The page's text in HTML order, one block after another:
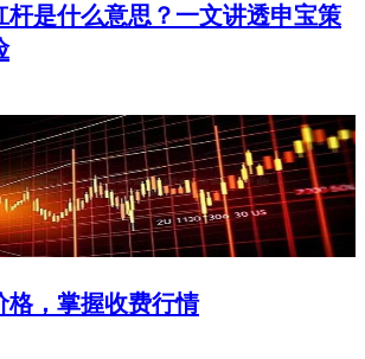
杆是什么意思？一文讲透申宝策
格，掌握收费行情